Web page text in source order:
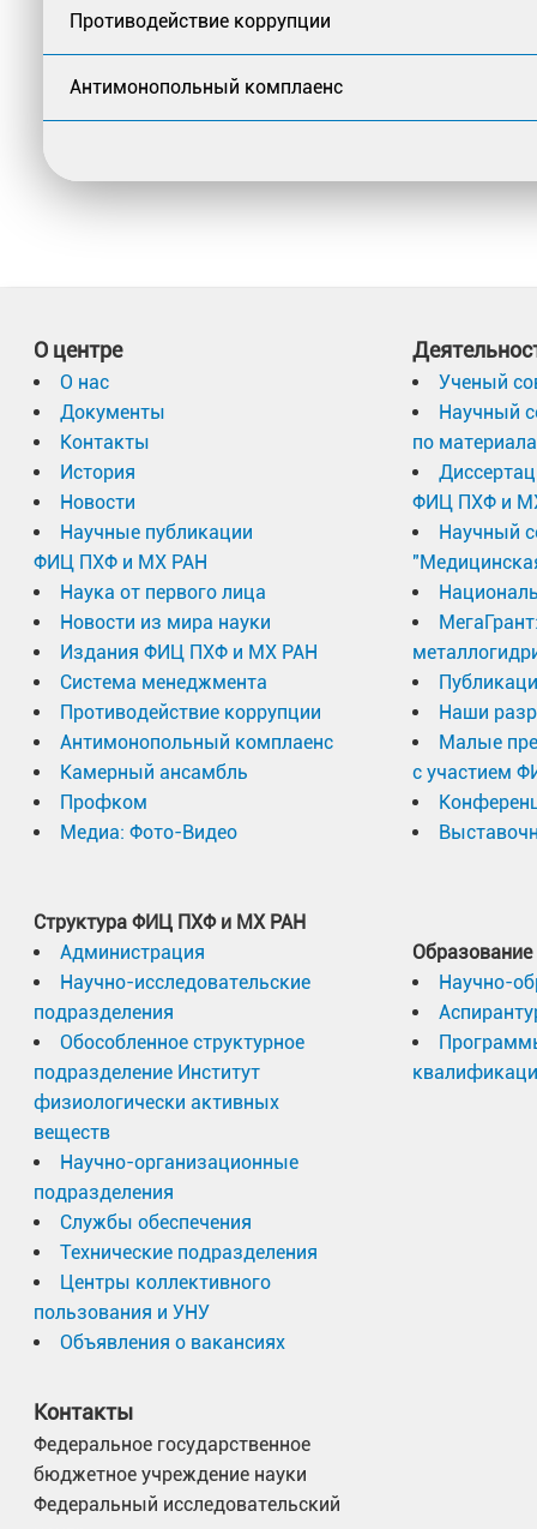
Противодействие коррупции
Антимонопольный комплаенс
О центре
О нас
Документы
Контакты
История
Новости
Научные публикации
ФИЦ ПХФ и МХ РАН
Наука от первого лица
Новости из мира науки
Издания ФИЦ ПХФ и МХ РАН
Система менеджмента
Противодействие коррупции
Антимонопольный комплаенс
Камерный ансамбль
Профком
Медиа: Фото-Видео
Структура ФИЦ ПХФ и МХ РАН
Администрация
Научно-исследовательские
подразделения
Обособленное структурное
подразделение Институт
физиологически активных
веществ
Научно-организационные
подразделения
Службы обеспечения
Технические подразделения
Центры коллективного
пользования и УНУ
Объявления о вакансиях
Ученый
Научный
по
ФИЦ ПХФ и
Научный
Наши
Малые
с участием
Образование
Научно-
Контакты
Федеральное государственное
бюджетное учреждение науки
Федеральный исследовательский